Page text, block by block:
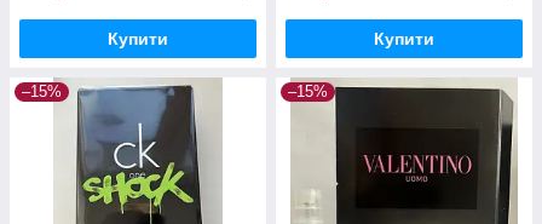
Купити Купити
–15% –15%